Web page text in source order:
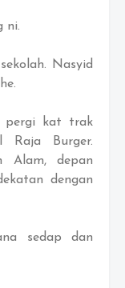
ni.
Nasyid
pergi kat trak
Raja Burger.
Alam, depan
dengan
sedap dan